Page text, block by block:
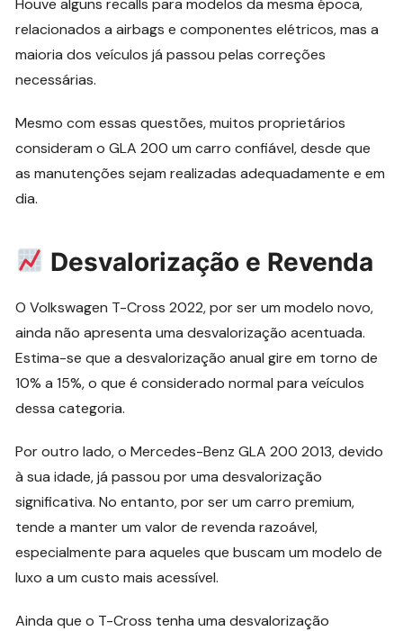
relacionados a airbags e componentes elétricos, mas a
maioria dos veículos já passou pelas correções
necessárias.
Mesmo com essas questões, muitos proprietários
consideram o GLA 200 um carro confiável, desde que
as manutenções sejam realizadas adequadamente e em
dia.
Desvalorização e Revenda
O Volkswagen T-Cross 2022, por ser um modelo novo,
ainda não apresenta uma desvalorização acentuada.
Estima-se que a desvalorização anual gire em torno de
10% a 15%, o que é considerado normal para veículos
dessa categoria.
Por outro lado, o Mercedes-Benz GLA 200 2013, devido
à sua idade, já passou por uma desvalorização
significativa. No entanto, por ser um carro premium,
tende a manter um valor de revenda razoável,
especialmente para aqueles que buscam um modelo de
luxo a um custo mais acessível.
Ainda que o T-Cross tenha uma desvalorização